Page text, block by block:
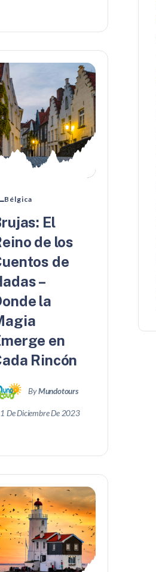
Bélgica
El
de los
de
–
la
en
Rincón
ByMundotours
1 De Diciembre De 2023